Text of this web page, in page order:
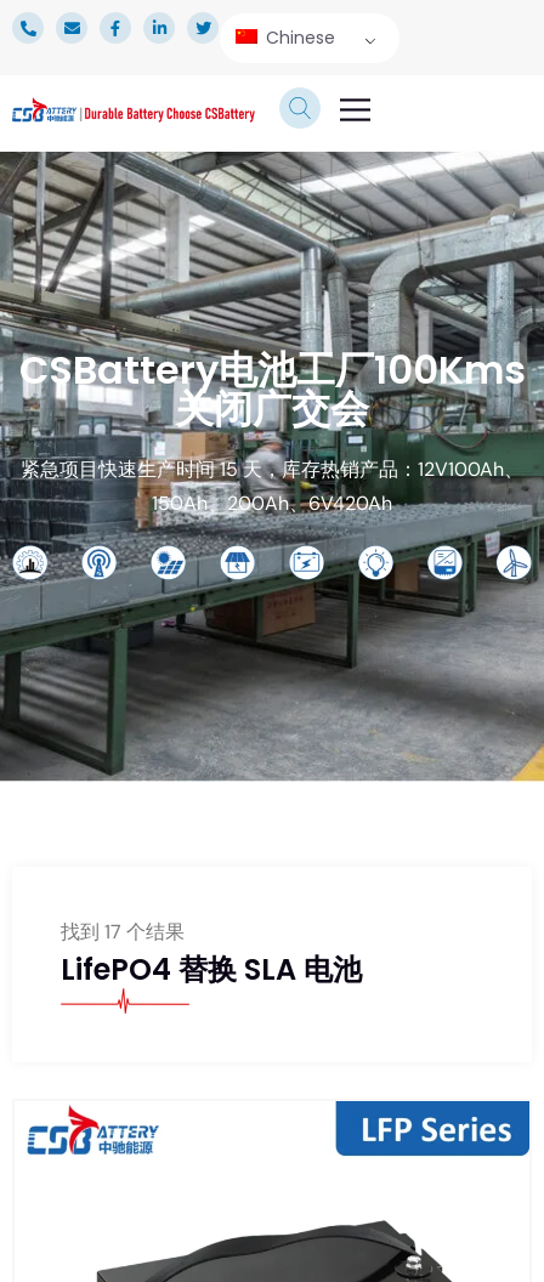
Chinese
CSBattery电池工厂100Kms
关闭广交会
紧急项目快速生产时间 15 天，库存热销产品：12V100Ah、
150Ah、200Ah、6V420Ah
找到 17 个结果
LifePO4 替换 SLA 电池